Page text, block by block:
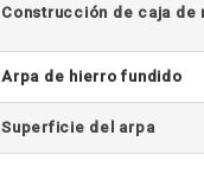
Construcción de caja de
Arpa de hierro fundido
Superficie del arpa